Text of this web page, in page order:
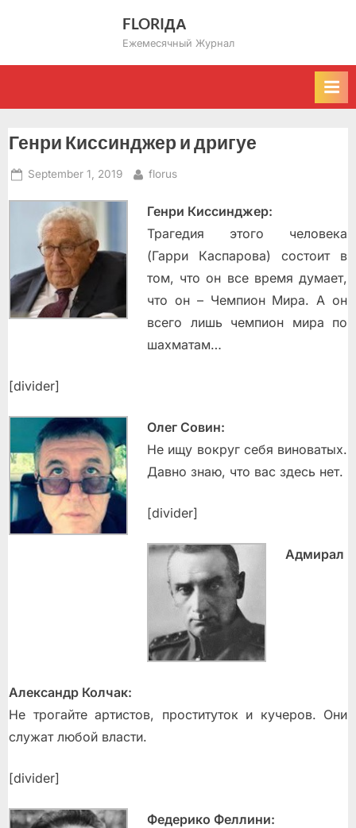
FLORIДА
Ежемесячный Журнал
Генри Киссинджер и дригуе
Posted
September 1, 2019 By
florus
Генри Киссинджер:
Трагедия этого человека
(Гарри Каспарова) состоит в
том, что он все время думает,
что он – Чемпион Мира. А он
всего лишь чемпион мира по
шахматам…
[divider]
Олег Совин:
Не ищу вокруг себя виноватых.
Давно знаю, что вас здесь нет.
[divider]
Адмирал
Александр Колчак:
Не трогайте артистов, проституток и кучеров. Они
служат любой власти.
[divider]
Федерико Феллини: